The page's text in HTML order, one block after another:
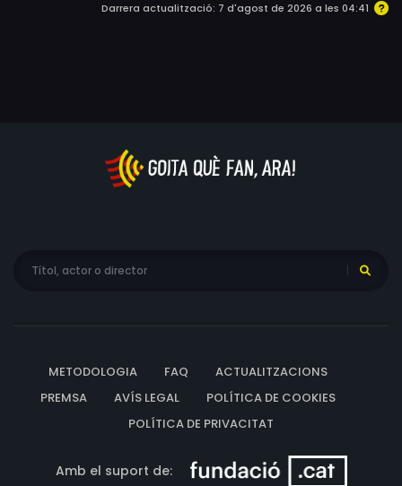
Darrera actualització: 7 d'agost de 2026 a les 04:41
METODOLOGIA FAQ
ACTUALITZACIONS
PREMSA
AVÍS LEGAL
POLÍTICA DE COOKIES
POLÍTICA DE PRIVACITAT
Amb el suport de: